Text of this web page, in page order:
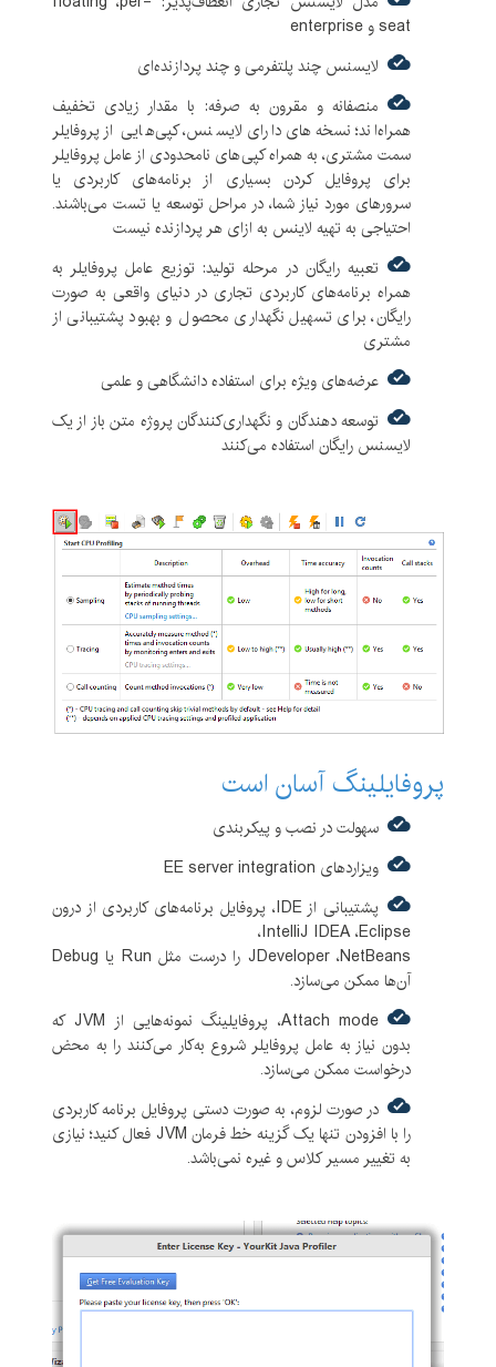
seat و enterprise
لایسنس چند پلتفرمی و چند پردازنده‌ای
منصفانه و مقرون به صرفه: با مقدار زیادی تخفیف
همراه‌اند؛ نسخه‌های دارای لایسنس، کپی‌هایی از پروفایلر
سمت مشتری، به همراه کپی‌های نامحدودی از عامل پروفایلر
برای پروفایل کردن بسیاری از برنامه‌های کاربردی یا
سرورهای مورد نیاز شما، در مراحل توسعه یا تست می‌باشند.
احتیاجی به تهیه لاینس به ازای هر پردازنده نیست
تعبیه رایگان در مرحله تولید: توزیع عامل پروفایلر به
همراه برنامه‌های کاربردی تجاری در دنیای واقعی به صورت
رایگان، برای تسهیل نگهداری محصول و بهبود پشتیبانی از
مشتری
عرضه‌های ویژه برای استفاده دانشگاهی و علمی
توسعه دهندگان و نگهداری‌کنندگان پروژه متن باز از یک
لایسنس رایگان استفاده می‌کنند
پروفایلینگ آسان است
سهولت در نصب و پیکربندی
ویزاردهای EE server integration
پشتیبانی از IDE، پروفایل برنامه‌های کاربردی از درون
IntelliJ IDEA ،Eclipse،
JDeveloper ،NetBeans را درست مثل Run یا Debug
آن‌ها ممکن می‌سازد.
Attach mode، پروفایلینگ نمونه‌هایی از JVM که
بدون نیاز به عامل پروفایلر شروع به‌کار می‌کنند را به محض
درخواست ممکن می‌سازد.
در صورت لزوم، به صورت دستی پروفایل برنامه کاربردی
را با افزودن تنها یک گزینه خط فرمان JVM فعال کنید؛ نیازی
به تغییر مسیر کلاس و غیره نمی‌باشد.